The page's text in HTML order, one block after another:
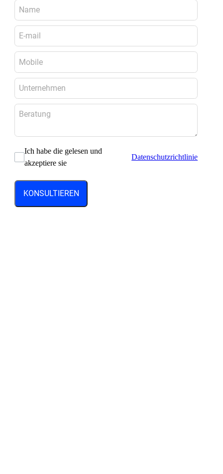
Ich habe die gelesen und
akzeptiere sie
Datenschutzrichtlinie
KONSULTIEREN